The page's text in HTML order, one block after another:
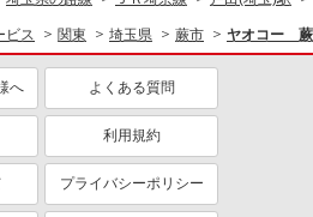
ビス 関東 埼玉県 蕨市 ヤオコー 蕨
へ よくある質問
利用規約
プライバシーポリシー